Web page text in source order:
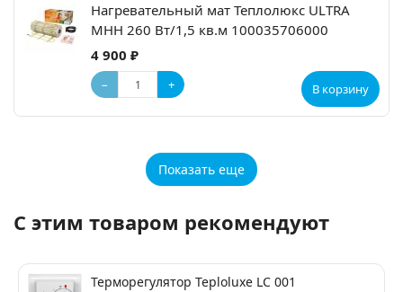
Нагревательный мат Теплолюкс ULTRA
МНН 260 Вт/1,5 кв.м 100035706000
4 900 ₽
− + В корзину
Показать еще
С этим товаром рекомендуют
Терморегулятор Teploluxe LC 001